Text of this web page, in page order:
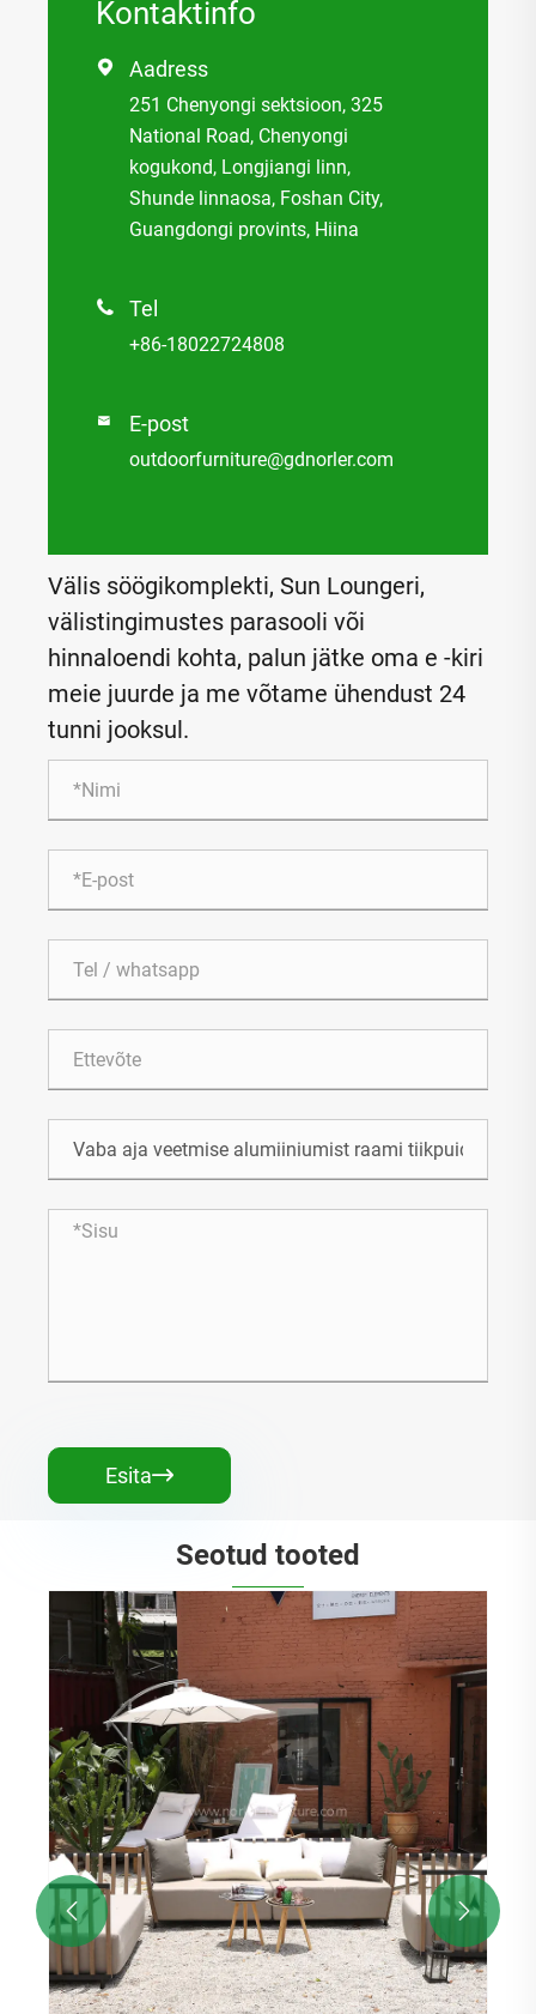
Kontaktinfo
 Aadress
251 Chenyongi sektsioon, 325
National Road, Chenyongi
kogukond, Longjiangi linn,
Shunde linnaosa, Foshan City,
Guangdongi provints, Hiina
 Tel
+86-18022724808
 E-post
outdoorfurniture@gdnorler.com
Välis söögikomplekti, Sun Loungeri,
välistingimustes parasooli või
hinnaloendi kohta, palun jätke oma e -kiri
meie juurde ja me võtame ühendust 24
tunni jooksul.
Esita
Seotud tooted
 